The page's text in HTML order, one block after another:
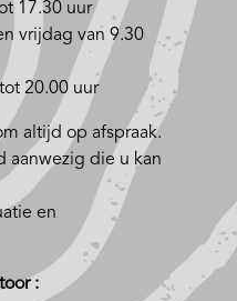
17.30 uur
vrijdag van 9.30
20.00 uur
altijd op afspraak.
aanwezig die u kan
en
: